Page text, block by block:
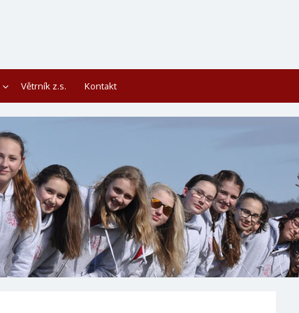
Větrník z.s. Kontakt